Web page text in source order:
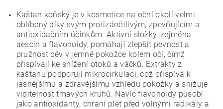
Kaštan koňský je v kosmetice na oční okolí velmi
oblíbený díky svým protizánětlivým, zpevňujícím a
antioxidačním účinkům. Aktivní složky, zejména
aescin a flavonoidy, pomáhají zlepšit pevnost a
pružnost cév v jemné pokožce kolem očí, čímž
přispívají ke snížení otoků a váčků. Extrakty z
kaštanu podporují mikrocirkulaci, což přispívá k
jasnějšímu a zdravějšímu vzhledu pokožky a snižuje
viditelnost tmavých kruhů. Navíc flavonoidy působí
jako antioxidanty, chrání pleť před volnými radikály a